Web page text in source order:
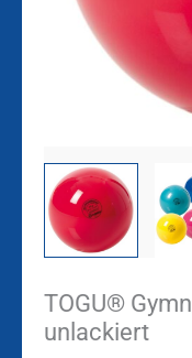
TOGU®
unlackiert